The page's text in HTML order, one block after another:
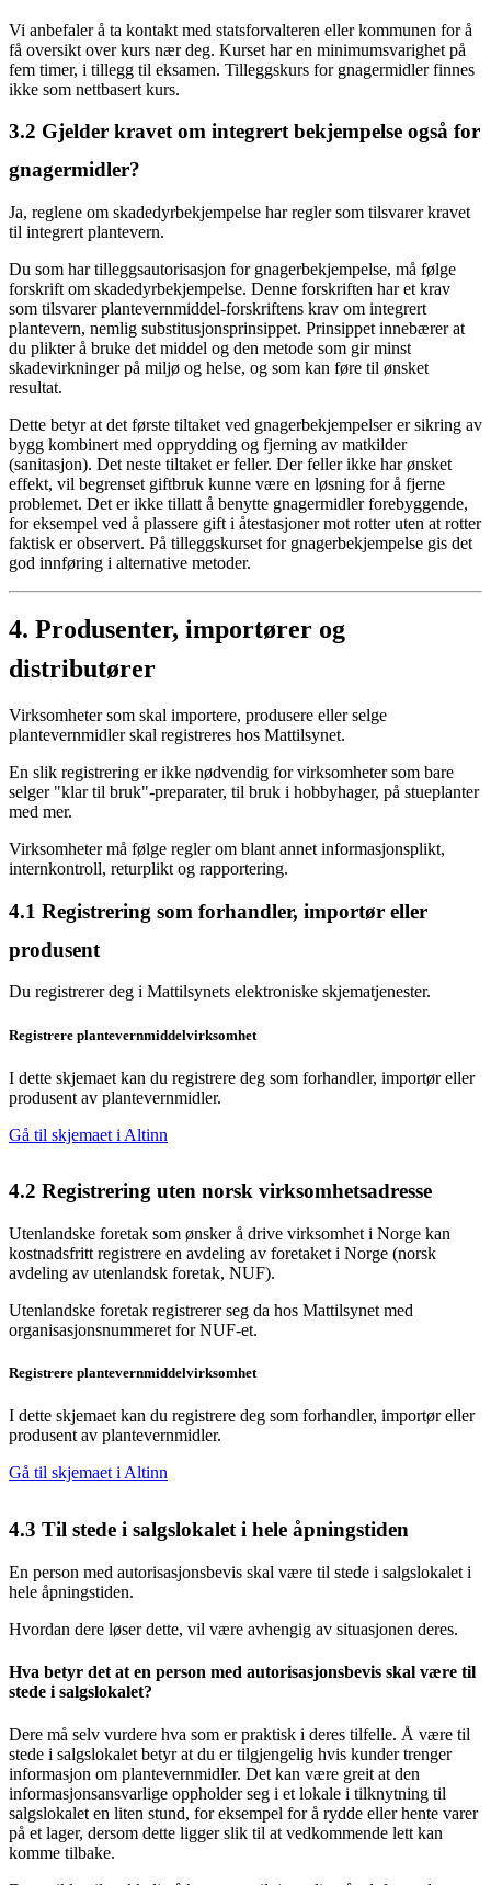
Vi anbefaler å ta kontakt med statsforvalteren eller kommunen for å
få oversikt over kurs nær deg. Kurset har en minimumsvarighet på
fem timer, i tillegg til eksamen. Tilleggskurs for gnagermidler finnes
ikke som nettbasert kurs.
3.2 Gjelder kravet om integrert bekjempelse også for
gnagermidler?
Ja, reglene om skadedyrbekjempelse har regler som tilsvarer kravet
til integrert plantevern.
Du som har tilleggsautorisasjon for gnagerbekjempelse, må følge
forskrift om skadedyrbekjempelse. Denne forskriften har et krav
som tilsvarer plantevernmiddel-forskriftens krav om integrert
plantevern, nemlig substitusjonsprinsippet. Prinsippet innebærer at
du plikter å bruke det middel og den metode som gir minst
skadevirkninger på miljø og helse, og som kan føre til ønsket
resultat.
Dette betyr at det første tiltaket ved gnagerbekjempelser er sikring av
bygg kombinert med opprydding og fjerning av matkilder
(sanitasjon). Det neste tiltaket er feller. Der feller ikke har ønsket
effekt, vil begrenset giftbruk kunne være en løsning for å fjerne
problemet. Det er ikke tillatt å benytte gnagermidler forebyggende,
for eksempel ved å plassere gift i åtestasjoner mot rotter uten at rotter
faktisk er observert. På tilleggskurset for gnagerbekjempelse gis det
god innføring i alternative metoder.
4. Produsenter, importører og
distributører
Virksomheter som skal importere, produsere eller selge
plantevernmidler skal registreres hos Mattilsynet.
En slik registrering er ikke nødvendig for virksomheter som bare
selger "klar til bruk"-preparater, til bruk i hobbyhager, på stueplanter
med mer.
Virksomheter må følge regler om blant annet informasjonsplikt,
internkontroll, returplikt og rapportering.
4.1 Registrering som forhandler, importør eller
produsent
Du registrerer deg i Mattilsynets elektroniske skjematjenester.
Registrere plantevernmiddelvirksomhet
I dette skjemaet kan du registrere deg som forhandler, importør eller
produsent av plantevernmidler.
Gå til skjemaet i Altinn
4.2 Registrering uten norsk virksomhetsadresse
Utenlandske foretak som ønsker å drive virksomhet i Norge kan
kostnadsfritt registrere en avdeling av foretaket i Norge (norsk
avdeling av utenlandsk foretak, NUF).
Utenlandske foretak registrerer seg da hos Mattilsynet med
organisasjonsnummeret for NUF-et.
Registrere plantevernmiddelvirksomhet
I dette skjemaet kan du registrere deg som forhandler, importør eller
produsent av plantevernmidler.
Gå til skjemaet i Altinn
4.3 Til stede i salgslokalet i hele åpningstiden
En person med autorisasjonsbevis skal være til stede i salgslokalet i
hele åpningstiden.
Hvordan dere løser dette, vil være avhengig av situasjonen deres.
Hva betyr det at en person med autorisasjonsbevis skal være til
stede i salgslokalet?
Dere må selv vurdere hva som er praktisk i deres tilfelle. Å være til
stede i salgslokalet betyr at du er tilgjengelig hvis kunder trenger
informasjon om plantevernmidler. Det kan være greit at den
informasjonsansvarlige oppholder seg i et lokale i tilknytning til
salgslokalet en liten stund, for eksempel for å rydde eller hente varer
på et lager, dersom dette ligger slik til at vedkommende lett kan
komme tilbake.